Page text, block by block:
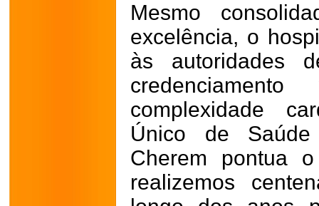
Mesmo
excelência, o
às autoridades
complexidade
Único de
Cherem pontua
realizemos